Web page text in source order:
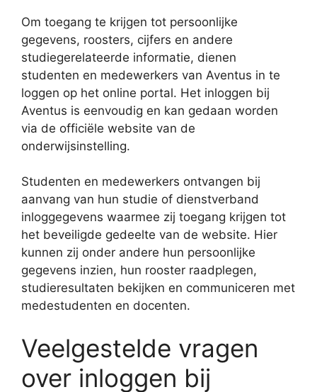
Om toegang te krijgen tot persoonlijke
gegevens, roosters, cijfers en andere
studiegerelateerde informatie, dienen
studenten en medewerkers van Aventus in te
loggen op het online portal. Het inloggen bij
Aventus is eenvoudig en kan gedaan worden
via de officiële website van de
onderwijsinstelling.
Studenten en medewerkers ontvangen bij
aanvang van hun studie of dienstverband
inloggegevens waarmee zij toegang krijgen tot
het beveiligde gedeelte van de website. Hier
kunnen zij onder andere hun persoonlijke
gegevens inzien, hun rooster raadplegen,
studieresultaten bekijken en communiceren met
medestudenten en docenten.
Veelgestelde vragen
over inloggen bij